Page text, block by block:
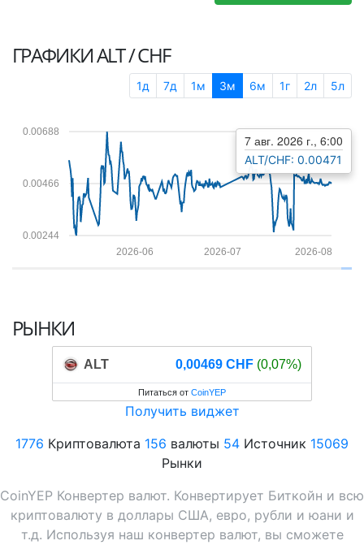
ГРАФИКИALT / CHF
1д 7д 1м 3м 6м 1г 2л 5л
0.00244
0.00466
0.00688
2026-08
2026-07
2026-06
7 авг. 2026 г., 6:00
ALT/CHF: 0.00471
РЫНКИ
ALT 0,00469 CHF (0,07%)
Питаться от CoinYEP
Получить виджет
1776 Криптовалюта 156 валюты 54 Источник 15069
Рынки
CoinYEP Конвертер валют. Конвертирует Биткойн и всю
криптовалюту в доллары США, евро, рубли и юани и
т.д. Используя наш конвертер валют, вы сможете